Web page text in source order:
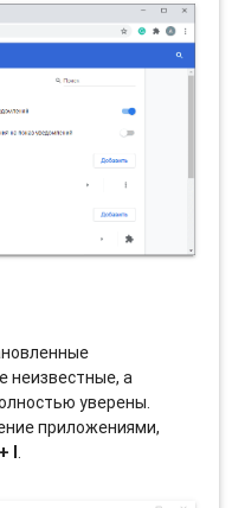
неизвестные, а
уверены.
приложениями,
I.